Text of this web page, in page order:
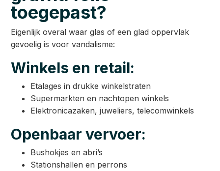
toegepast?
Eigenlijk overal waar glas of een glad oppervlak
gevoelig is voor vandalisme:
Winkels en retail:
Etalages in drukke winkelstraten
Supermarkten en nachtopen winkels
Elektronicazaken, juweliers, telecomwinkels
Openbaar vervoer:
Bushokjes en abri’s
Stationshallen en perrons